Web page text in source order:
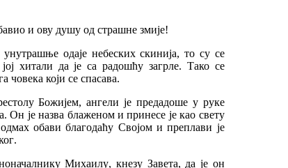
и ову душу од страшне змије!
унутрашње одаје небеских скинија,то су се
јој хитали да је са радошћу загрле. Тако се
човека који се спасава.
Божијем,ангели је предадоше у руке
.Он је назва блаженом и принесе је као свету
одмах обави благодаћу Својом и преплави је
.
Михаилу,кнезу Завета, да је он